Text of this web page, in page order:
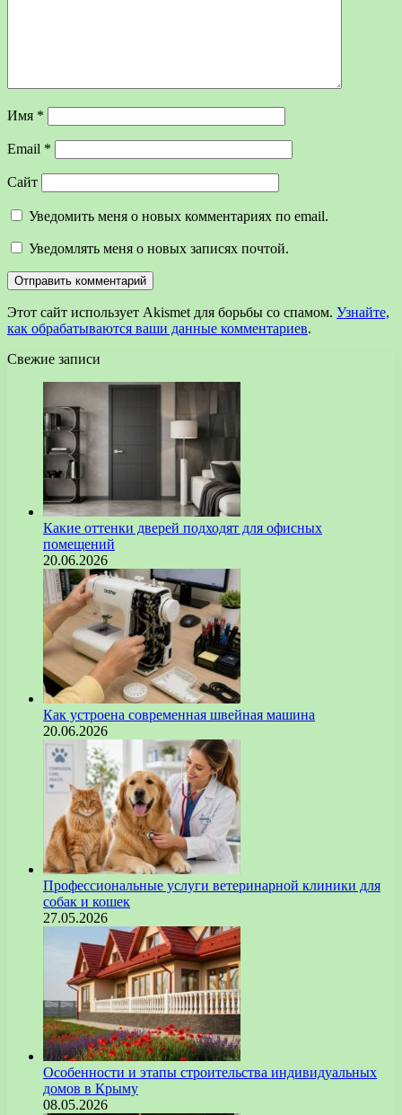
Имя *
Email *
Сайт
Уведомить меня о новых комментариях по email.
Уведомлять меня о новых записях почтой.
Этот сайт использует Akismet для борьбы со спамом. Узнайте,
как обрабатываются ваши данные комментариев.
Свежие записи
Какие оттенки дверей подходят для офисных
помещений
20.06.2026
Как устроена современная швейная машина
20.06.2026
Профессиональные услуги ветеринарной клиники для
собак и кошек
27.05.2026
Особенности и этапы строительства индивидуальных
домов в Крыму
08.05.2026